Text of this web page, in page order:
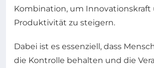
Kombination, um Innovationskraft
Produktivität zu steigern.
Dabei ist es essenziell, dass
die Kontrolle behalten und die